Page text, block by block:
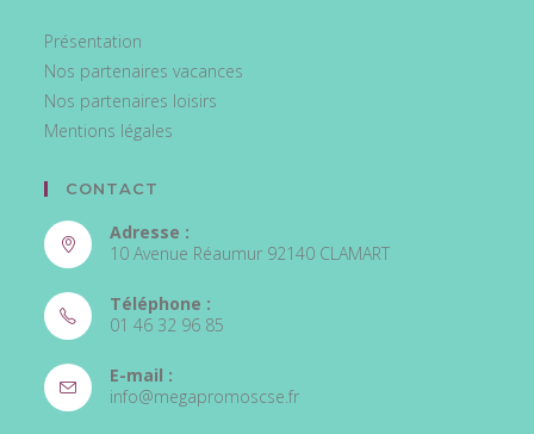
Présentation
Nos partenaires vacances
Nos partenaires loisirs
Mentions légales
CONTACT
Adresse :
10 Avenue Réaumur 92140 CLAMART
Téléphone :
01 46 32 96 85
E-mail :
info@megapromoscse.fr